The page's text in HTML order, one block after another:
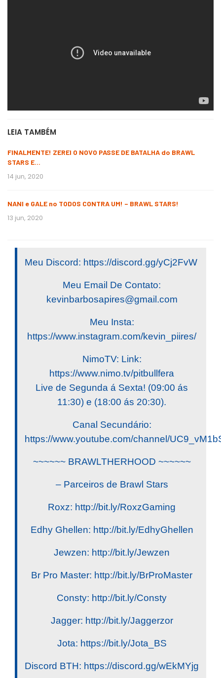
LEIA TAMBÉM
FINALMENTE! ZEREI O NOVO PASSE DE BATALHA do BRAWL
STARS E…
14 jun, 2020
NANI e GALE no TODOS CONTRA UM! – BRAWL STARS!
13 jun, 2020
Meu Discord: https://discord.gg/yCj2FvW
Meu Email De Contato:
kevinbarbosapires@gmail.com
Meu Insta:
https://www.instagram.com/kevin_piires/
NimoTV: Link:
https://www.nimo.tv/pitbullfera
Live de Segunda á Sexta! (09:00 ás
11:30) e (18:00 ás 20:30).
Canal Secundário:
https://www.youtube.com/channel/
~~~~~~ BRAWLTHERHOOD ~~~~~~
– Parceiros de Brawl Stars
Roxz: http://bit.ly/RoxzGaming
Edhy Ghellen: http://bit.ly/EdhyGhellen
Jewzen: http://bit.ly/Jewzen
Br Pro Master: http://bit.ly/BrProMaster
Consty: http://bit.ly/Consty
Jagger: http://bit.ly/Jaggerzor
Jota: https://bit.ly/Jota_BS
Discord BTH: https://discord.gg/wEkMYjg